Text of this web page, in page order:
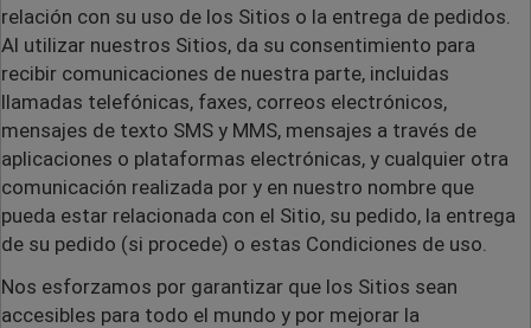
relación con su uso de los Sitios o la entrega de pedidos.
Al utilizar nuestros Sitios, da su consentimiento para
recibir comunicaciones de nuestra parte, incluidas
llamadas telefónicas, faxes, correos electrónicos,
mensajes de texto SMS y MMS, mensajes a través de
aplicaciones o plataformas electrónicas, y cualquier otra
comunicación realizada por y en nuestro nombre que
pueda estar relacionada con el Sitio, su pedido, la entrega
de su pedido (si procede) o estas Condiciones de uso.
Nos esforzamos por garantizar que los Sitios sean
accesibles para todo el mundo y por mejorar la